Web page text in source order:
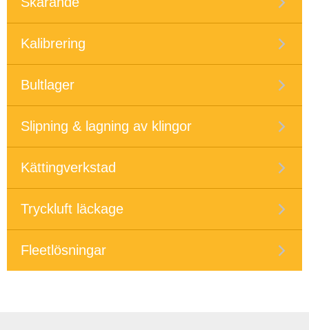
Kalibrering
Bultlager
Slipning & lagning av klingor
Kättingverkstad
Tryckluft läckage
Fleetlösningar